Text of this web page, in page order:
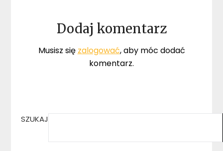
Dodaj komentarz
Musisz się zalogować, aby móc dodać
komentarz.
SZUKAJ